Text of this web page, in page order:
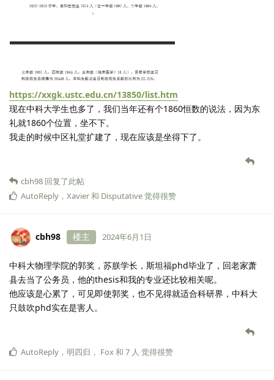
https://xxgk.ustc.edu.cn/13850/list.htm
现在中科大学生也多了，我们当年还有个1860恒数的说法，因为东
礼就1860个位置，坐不下。
我走的时候中区礼堂扩建了，现在应该是坐得下了。
cbh98 回复了此帖
AutoReply ， Xavier和 Disputative觉得很赞
cbh98 楼主 2024年6月1日
中科大物理学院的郭奖，苏朕学长，斯坦福phd毕业了，回老家萧
县去当了公务员，他的thesis和我的专业还比较相关呢。
他应该是心累了，可见即使郭奖，也不见得就适合科研界，中科大
只鼓吹phd实在是害人。
AutoReply ， 明四归 ， Fox和 7 人 觉得很赞